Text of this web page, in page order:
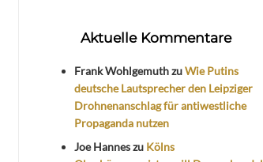
Aktuelle Kommentare
Frank WohlgemuthzuWie Putins
deutsche Lautsprecher den Leipziger
Drohnenanschlag für antiwestliche
Propaganda nutzen
Joe Hanneszu Kölns